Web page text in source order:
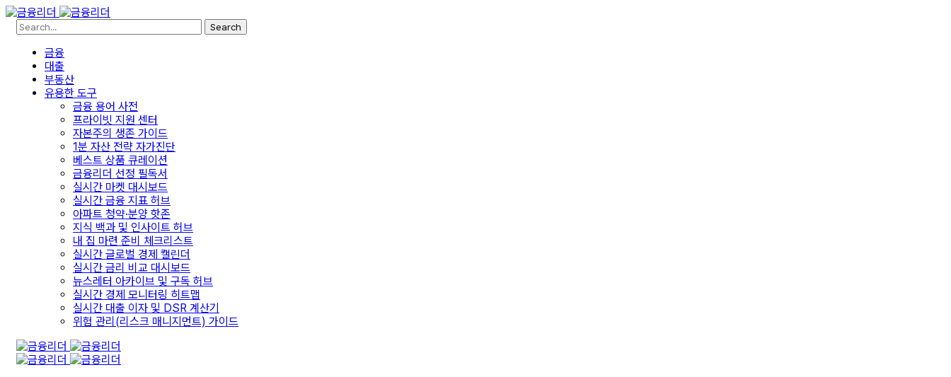
Search
금융
대출
부동산
유용한 도구
금융 용어 사전
프라이빗 지원 센터
자본주의 생존 가이드
1분 자산 전략 자가진단
베스트 상품 큐레이션
금융리더 선정 필독서
실시간 마켓 대시보드
실시간 금융 지표 허브
아파트 청약·분양 핫존
지식 백과 및 인사이트 허브
내 집 마련 준비 체크리스트
실시간 글로벌 경제 캘린더
실시간 금리 비교 대시보드
뉴스레터 아카이브 및 구독 허브
실시간 경제 모니터링 히트맵
실시간 대출 이자 및 DSR 계산기
위험 관리(리스크 매니지먼트) 가이드